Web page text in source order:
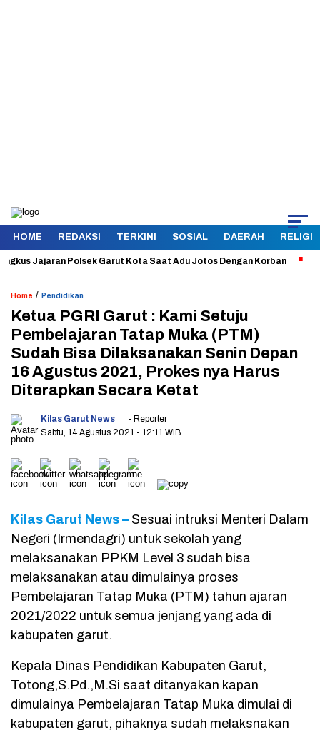
HOME REDAKSI TERKINI SOSIAL DAERAH RELIGI
Polsek Garut Kota Saat Adu Jotos Dengan Korban Aman
Home / Pendidikan
Ketua PGRI Garut : Kami Setuju
Pembelajaran Tatap Muka (PTM)
Sudah Bisa Dilaksanakan Senin Depan
16 Agustus 2021, Prokes nya Harus
Diterapkan Secara Ketat
Kilas Garut News
- Reporter
Sabtu, 14 Agustus 2021 - 12:11 WIB
Kilas Garut News – Sesuai intruksi Menteri Dalam
Negeri (Irmendagri) untuk sekolah yang
melaksanakan PPKM Level 3 sudah bisa
melaksanakan atau dimulainya proses
Pembelajaran Tatap Muka (PTM) tahun ajaran
2021/2022 untuk semua jenjang yang ada di
kabupaten garut.
Kepala Dinas Pendidikan Kabupaten Garut,
Totong,S.Pd.,M.Si saat ditanyakan kapan
dimulainya Pembelajaran Tatap Muka dimulai di
kabupaten garut, pihaknya sudah melaksnakan